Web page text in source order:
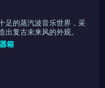
足的蒸汽波音乐世界，采
出复古未来风的外观。
箱